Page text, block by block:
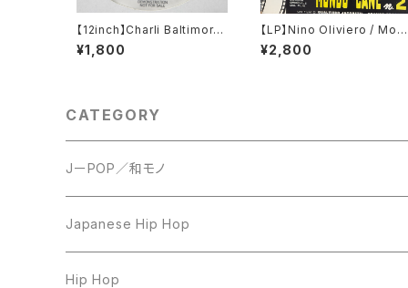
【12inch】Charli Baltimore
/ Thorough Bitches / Eve
rybody Wanna Know
¥1,800
【LP】Nino Oliviero / Mon
do Cane N° 2
¥2,800
CATEGORY
JーPOP／和モノ
LP
7inch
Japanese Hip Hop
12inch
Hip Hop